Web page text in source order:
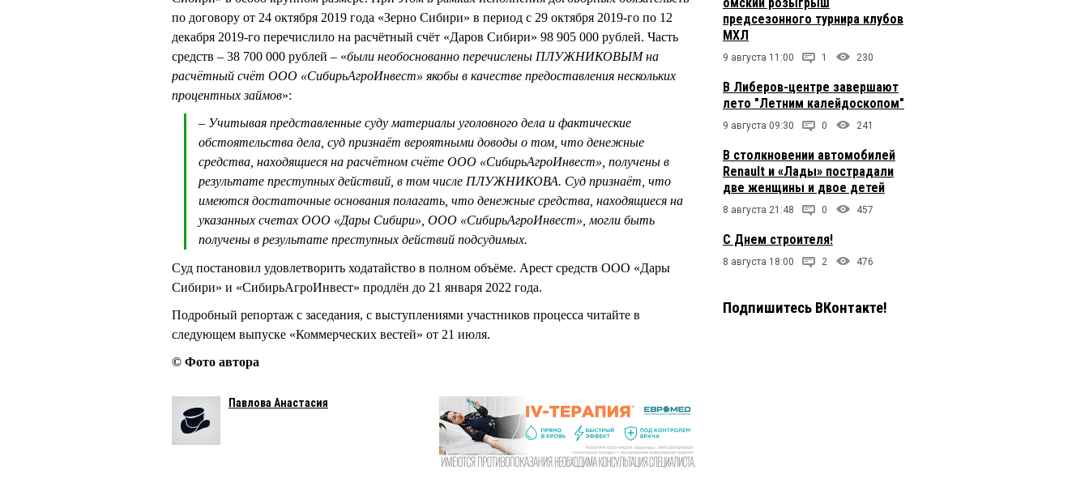
по договору от 24 октября 2019 года «Зерно Сибири» в период с 29 октября 2019-го по 12
декабря 2019-го перечислило на расчётный счёт «Даров Сибири» 98 905 000 рублей. Часть
средств – 38 700 000 рублей – «были необоснованно перечислены ПЛУЖНИКОВЫМ на
расчётный счёт ООО «СибирьАгроИнвест» якобы в качестве предоставления нескольких
процентных займов»:
– Учитывая представленные суду материалы уголовного дела и фактические
обстоятельства дела, суд признаёт вероятными доводы о том, что денежные
средства, находящиеся на расчётном счёте ООО «СибирьАгроИнвест», получены в
результате преступных действий, в том числе ПЛУЖНИКОВА. Суд признаёт, что
имеются достаточные основания полагать, что денежные средства, находящиеся на
указанных счетах ООО «Дары Сибири», ООО «СибирьАгроИнвест», могли быть
получены в результате преступных действий подсудимых.
Суд постановил удовлетворить ходатайство в полном объёме. Арест средств ООО «Дары
Сибири» и «СибирьАгроИнвест» продлён до 21 января 2022 года.
Подробный репортаж с заседания, с выступлениями участников процесса читайте в
следующем выпуске «Коммерческих вестей» от 21 июля.
© Фото автора
Павлова Анастасия
предсезонного турнира клубов
МХЛ
9 августа 11:00 1 230
В Либеров-центре завершают
лето "Летним калейдоскопом"
9 августа 09:30 0 241
В столкновении автомобилей
Renault и «Лады» пострадали
две женщины и двое детей
8 августа 21:48 0 457
С Днем строителя!
8 августа 18:00 2 476
Подпишитесь ВКонтакте!